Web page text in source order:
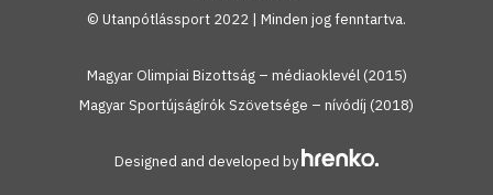
© Utanpótlássport 2022 | Minden jog fenntartva.
Magyar Olimpiai Bizottság – médiaoklevél (2015)
Magyar Sportújságírók Szövetsége – nívódíj (2018)
Designed and developed by